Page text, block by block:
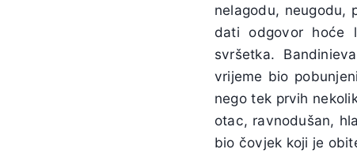
nelagodu, neugodu,
dati odgovor hoće
svršetka. Bandinieva
vrijeme bio
nego tek prvih
otac, ravnodušan,
bio čovjek koji je